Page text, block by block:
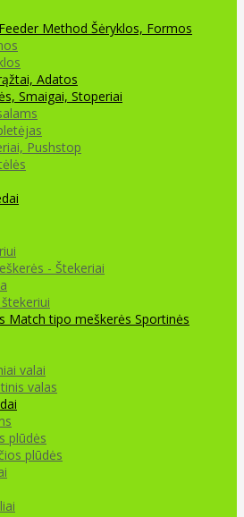
Method Šėryklos, Formos
Adatos
Smaigai, Stoperiai
Pushstop
- Štekeriai
Match tipo meškerės Sportinės
valai
valas
plūdės
plūdės